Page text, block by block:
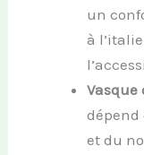
un
à
Vasque
dépend
et du